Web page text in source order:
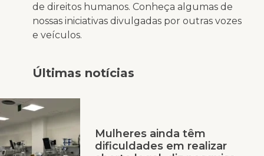
de direitos humanos. Conheça algumas de
nossas iniciativas divulgadas por outras vozes
e veículos.
Últimas notícias
Mulheres ainda têm
dificuldades em realizar